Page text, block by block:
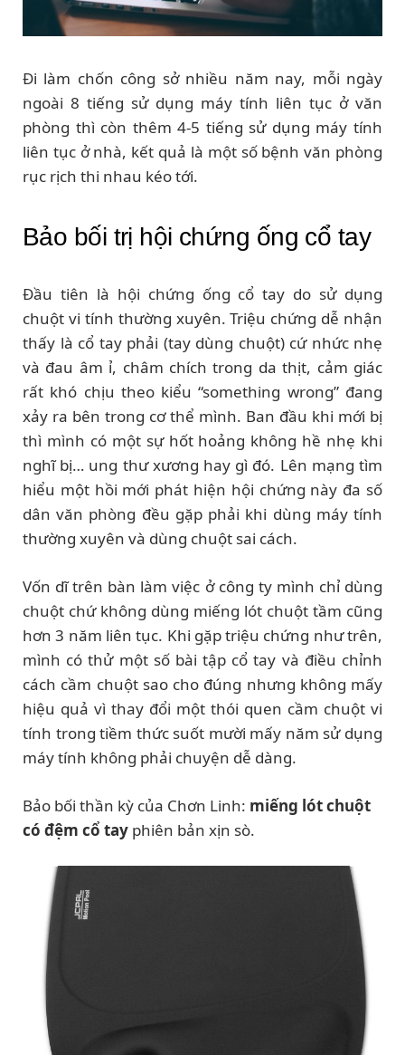
Đi làm chốn công sở nhiều năm nay, mỗi ngày
ngoài 8 tiếng sử dụng máy tính liên tục ở văn
phòng thì còn thêm 4-5 tiếng sử dụng máy tính
liên tục ở nhà, kết quả là một số bệnh văn phòng
rục rịch thi nhau kéo tới.
Bảo bối trị hội chứng ống cổ tay
Đầu tiên là hội chứng ống cổ tay do sử dụng
chuột vi tính thường xuyên. Triệu chứng dễ nhận
thấy là cổ tay phải (tay dùng chuột) cứ nhức nhẹ
và đau âm ỉ, châm chích trong da thịt, cảm giác
rất khó chịu theo kiểu “something wrong” đang
xảy ra bên trong cơ thể mình. Ban đầu khi mới bị
thì mình có một sự hốt hoảng không hề nhẹ khi
nghĩ bị… ung thư xương hay gì đó. Lên mạng tìm
hiểu một hồi mới phát hiện hội chứng này đa số
dân văn phòng đều gặp phải khi dùng máy tính
thường xuyên và dùng chuột sai cách.
Vốn dĩ trên bàn làm việc ở công ty mình chỉ dùng
chuột chứ không dùng miếng lót chuột tầm cũng
hơn 3 năm liên tục. Khi gặp triệu chứng như trên,
mình có thử một số bài tập cổ tay và điều chỉnh
cách cầm chuột sao cho đúng nhưng không mấy
hiệu quả vì thay đổi một thói quen cầm chuột vi
tính trong tiềm thức suốt mười mấy năm sử dụng
máy tính không phải chuyện dễ dàng.
Bảo bối thần kỳ của Chơn Linh: miếng lót chuột
có đệm cổ tay phiên bản xịn sò.